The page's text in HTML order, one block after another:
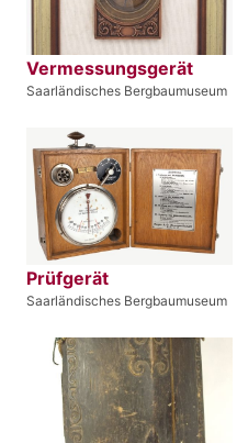
Vermessungsgerät
Saarländisches Bergbaumuseum
Prüfgerät
Saarländisches Bergbaumuseum